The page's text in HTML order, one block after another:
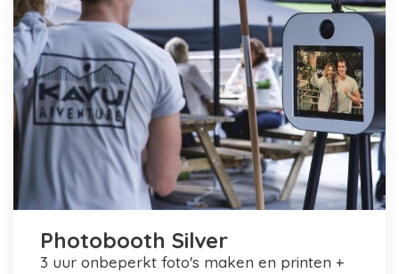
Photobooth Silver
3 uur onbeperkt foto's maken en printen +